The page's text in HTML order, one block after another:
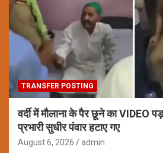
TRANSFER POSTING
वर्दी में मौलाना के पैर छूने का VIDEO
प्रभारी सुधीर पंवार हटाए गए
August 6, 2026 admin